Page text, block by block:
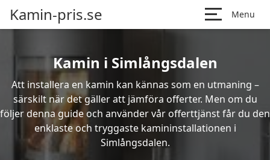
Kamin-pris.se Menu
Kamin i Simlångsdalen
Att installera en kamin kan kännas som en utmaning –
särskilt när det gäller att jämföra offerter. Men om du
följer denna guide och använder vår offerttjänst får du den
enklaste och tryggaste kamininstallationen i
Simlångsdalen.